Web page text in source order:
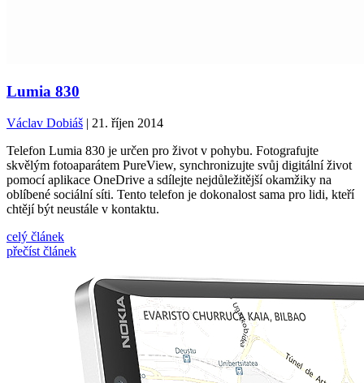
Lumia 830
Václav Dobiáš | 21. říjen 2014
Telefon Lumia 830 je určen pro život v pohybu. Fotografujte
skvělým fotoaparátem PureView, synchronizujte svůj digitální život
pomocí aplikace OneDrive a sdílejte nejdůležitější okamžiky na
oblíbené sociální síti. Tento telefon je dokonalost sama pro lidi, kteří
chtějí být neustále v kontaktu.
celý článek
přečíst článek